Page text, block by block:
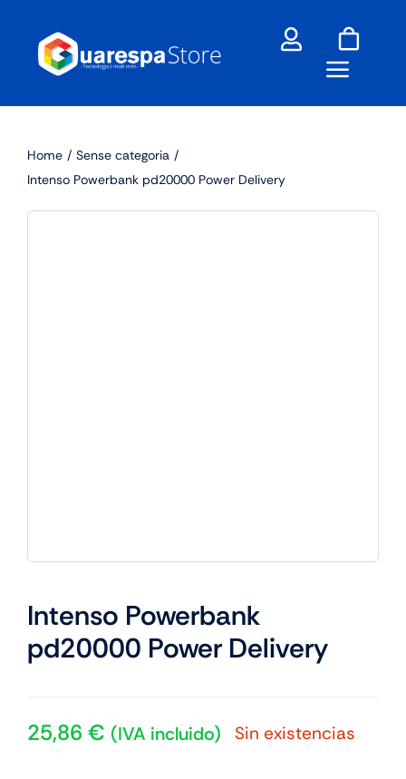
content
Home
Sense categoria
Intenso Powerbank pd20000 Power Delivery
Intenso Powerbank
pd20000 Power Delivery
25,86 € (IVA incluido) Sin existencias